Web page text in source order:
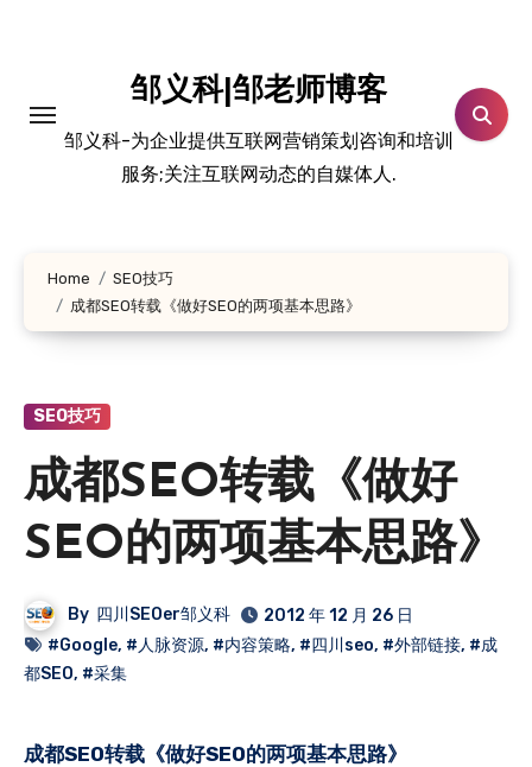
邹义科|邹老师博客
邹义科-为企业提供互联网营销策划咨询和培训
服务;关注互联网动态的自媒体人.
Home
SEO技巧
成都SEO转载《做好SEO的两项基本思路》
SEO技巧
成都SEO转载《做好
SEO的两项基本思路》
By 四川SEOer邹义科
2012 年 12 月 26 日
#Google, #人脉资源, #内容策略, #四川seo, #外部链接, #成
都SEO, #采集
成都SEO转载《做好SEO的两项基本思路》